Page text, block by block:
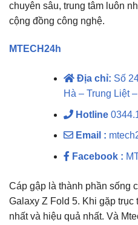
chuyên sâu, trung tâm luôn
cộng đồng công nghệ.
MTECH24h
Địa chỉ: Số
Hà – Trung Liệt
Hotline
Email :
Facebook :
Cáp gập là thành phần sống
Galaxy Z Fold 5. Khi gặp trục
nhất và hiệu quả nhất. Và